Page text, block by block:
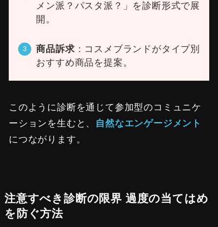
メン派？パスタ派？」を診断形式で展
開。
商品訴求 ：コスメブランドがタイプ別
おすすめ商品を提案。
このように診断を通じて参加型のコミュニケ
ーションを生むと、 自然なエンゲージメント
につながります。
注意すべき診断の限界 過度の当てはめ
を防ぐ方法